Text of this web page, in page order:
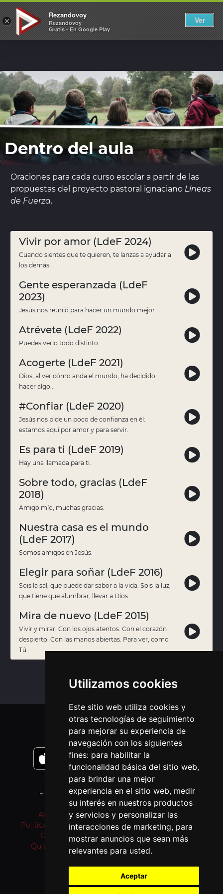
Utilizamos cookies
Este sitio web utiliza cookies y
otras tecnologías de seguimiento
para mejorar su experiencia de
navegación con los siguientes
fines: para habilitar la
funcionalidad básica del sitio web,
para brindar una mejor
experiencia en el sitio web, medir
su interés en nuestros productos
y servicios y personalizar las
interacciones de marketing, para
mostrar anuncios que sean más
relevantes para usted.
Aceptar
×
Rezandovoy
Rezandovoy
Gratis - En Google Play
Ver
REZANDOVOY
Dentro del aula
Oraciones para cada curso escolar a partir de las
propuestas del proyecto pastoral ignaciano Líneas
de Fuerza.
Vivir por amor (LdeF 2024)
Cuando sientes que te quieren, te lanzas a ayudar a
los demás.
Gente esperanzada (LdeF
2023)
Jesús nos reunió para hacer un mundo mejor
Atrévete (LdeF 2022)
Puedes verlo todo distinto.
Acogerte (LdeF 2021)
Dios, al ver cómo anda el mundo, ha decidido
hacer algo...
#Confiar (LdeF 2020)
Jesús nos pide un poco de confianza en él:
estamos aquí por amor y para servir.
Es para ti (LdeF 2019)
Hay una llamada para ti.
Sobre todo, gracias (LdeF
2018)
Amigo mío, muchas gracias.
Nuestra casa es el mundo
(LdeF 2017)
Somos amigos en Jesús.
Elegir para soñar (LdeF 2016)
Sois la sal, que puede dar sabor a la vida. Sois la luz,
que tiene que alumbrar, llevar a Dios.
Mira de nuevo (LdeF 2015)
Vivir y mirar. Con los ojos atentos. Con el corazón
despierto. Con las manos abiertas. Para ver, como
Tú.
APLICACIONES MÓVIL
ENLACES
Aviso Legal
Política de privacidad
Donativos
Quiénes somos
OTROS IDIOMAS
Pray as you go (inglés)
Passo a rezar (portugués)
Prie en Chemin (francés)
Bidden Onderweg
(neerlandés)
Fi tariqi osally (árabe)